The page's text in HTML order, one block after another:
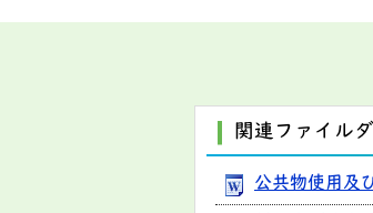
関連ファイル
公共物使用及